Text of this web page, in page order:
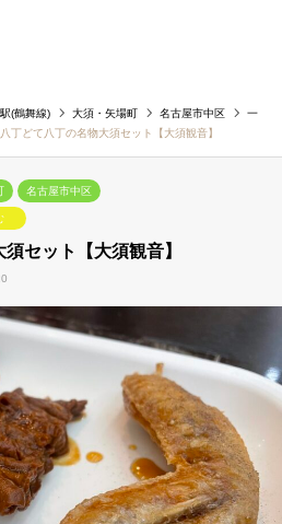
(鶴舞線) 大須・矢場町 名古屋市中区
一
丁どて八丁の名物大須セット【大須観音】
名古屋市中区
セット【大須観音】